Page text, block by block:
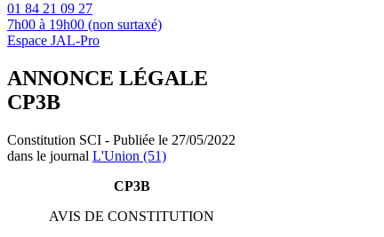
01 84 21 09 27
7h00 à 19h00 (non surtaxé)
Espace JAL-Pro
ANNONCE LÉGALE
CP3B
Constitution SCI - Publiée le 27/05/2022
dans le journal L'Union (51)
CP3B
AVIS DE CONSTITUTION